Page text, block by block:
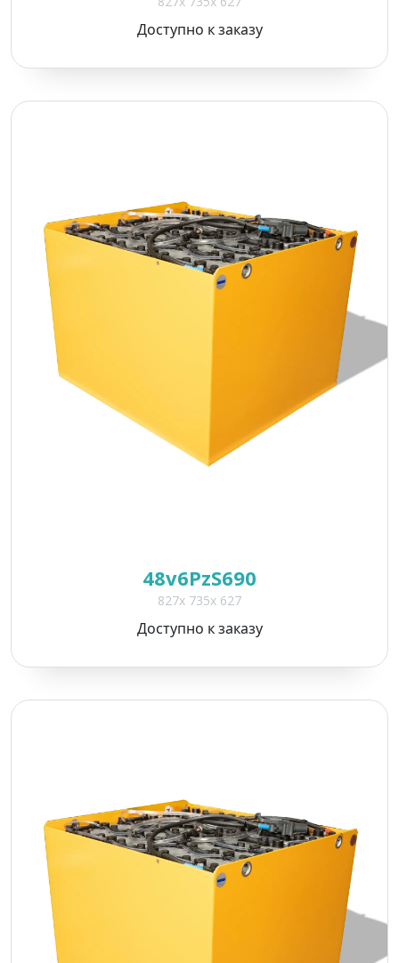
Доступно к заказу
48v6PzS690
827x 735x 627
Доступно к заказу